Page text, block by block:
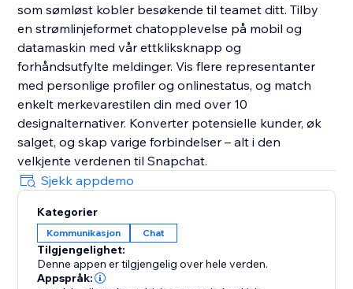
som sømløst kobler besøkende til teamet ditt. Tilby
en strømlinjeformet chatopplevelse på mobil og
datamaskin med vår ettkliksknapp og
forhåndsutfylte meldinger. Vis flere representanter
med personlige profiler og onlinestatus, og match
enkelt merkevarestilen din med over 10
designalternativer. Konverter potensielle kunder, øk
salget, og skap varige forbindelser – alt i den
velkjente verdenen til Snapchat.
Sjekk appdemo
Kategorier
Kommunikasjon Chat
Tilgjengelighet:
Denne appen er tilgjengelig over hele verden.
Appspråk: